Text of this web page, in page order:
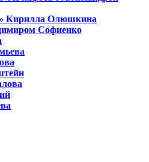
Кирилла Олюшкина
Софиенко